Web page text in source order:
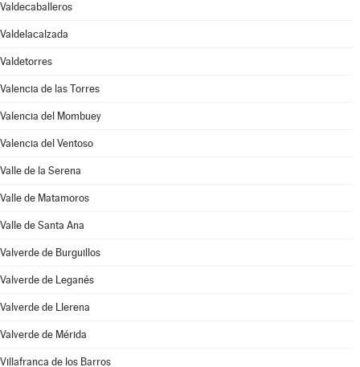
Valdecaballeros
Valdelacalzada
Valdetorres
Valencia de las Torres
Valencia del Mombuey
Valencia del Ventoso
Valle de la Serena
Valle de Matamoros
Valle de Santa Ana
Valverde de Burguillos
Valverde de Leganés
Valverde de Llerena
Valverde de Mérida
Villafranca de los Barros